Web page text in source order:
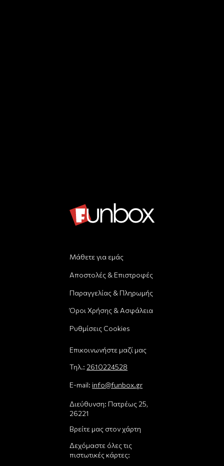
Μάθετε για εμάς
Αποστολές & Επιστροφές
Παραγγελίας & Πληρωμής
Όροι Χρήσης & Ασφάλεια
Ρυθμίσεις Cookies
Επικοινωνήστε μαζί μας
Τηλ.: 2610224528
E-mail: info@funbox.gr
Διεύθυνση: Πατρέως 25,
26221
Βρείτε μας στον χάρτη
Δεχόμαστε όλες τις
πιστωτικές κάρτες: